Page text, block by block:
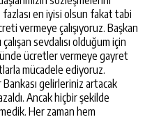
en iyisi olsun fakat tabi
vermeye çalışıyoruz. Başkan
sevdalısı olduğum için
ücretler vermeye gayret
mücadele ediyoruz.
gelirleriniz artacak
Ancak hiçbir şekilde
Her zaman hem